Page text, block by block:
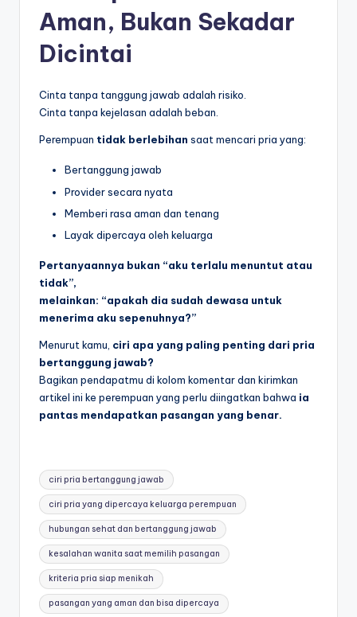
Aman, Bukan Sekadar
Dicintai
Cinta tanpa tanggung jawab adalah risiko.
Cinta tanpa kejelasan adalah beban.
Perempuan tidak berlebihan saat mencari pria yang:
Bertanggung jawab
Provider secara nyata
Memberi rasa aman dan tenang
Layak dipercaya oleh keluarga
Pertanyaannya bukan “aku terlalu menuntut atau
tidak”,
melainkan: “apakah dia sudah dewasa untuk
menerima aku sepenuhnya?”
Menurut kamu, ciri apa yang paling penting dari pria
bertanggung jawab?
Bagikan pendapatmu di kolom komentar dan kirimkan
artikel ini ke perempuan yang perlu diingatkan bahwa ia
pantas mendapatkan pasangan yang benar.
Tags:
ciri pria bertanggung jawab
ciri pria yang dipercaya keluarga perempuan
hubungan sehat dan bertanggung jawab
kesalahan wanita saat memilih pasangan
kriteria pria siap menikah
pasangan yang aman dan bisa dipercaya